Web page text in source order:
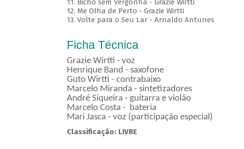
11. Bicho sem Vergonha - Grazie Wirtti
12. Me Olha de Perto - Grazie Wirtti
13. Volte para o Seu Lar - Arnaldo Antunes
Ficha Técnica
Grazie Wirtti - voz
Henrique Band - saxofone
Guto Wirtti - contrabaixo
Marcelo Miranda - sintetizadores
André Siqueira - guitarra e violão
Marcelo Costa - bateria
Mari Jasca - voz (participação especial)
Classificação: LIVRE